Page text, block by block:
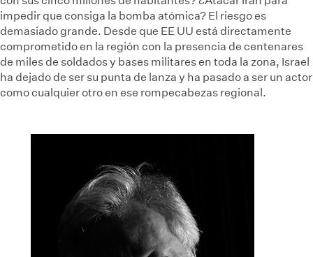
impedir que consiga la bomba atómica? El riesgo es
demasiado grande. Desde que EE UU está directamente
comprometido en la región con la presencia de centenares
de miles de soldados y bases militares en toda la zona, Israel
ha dejado de ser su punta de lanza y ha pasado a ser un actor
como cualquier otro en ese rompecabezas regional.